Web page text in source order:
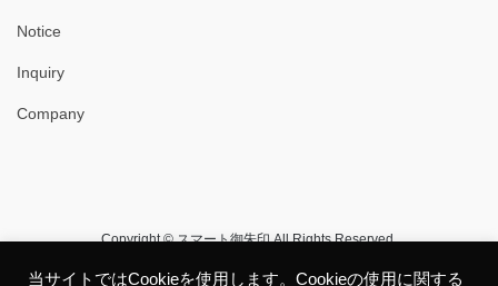
Notice
Inquiry
Company
Copyright © スマート御朱印 All Rights Reserved.
当サイトではCookieを使用します。Cookieの使用に関する